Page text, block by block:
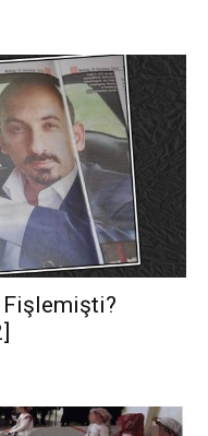
Fişlemişti?